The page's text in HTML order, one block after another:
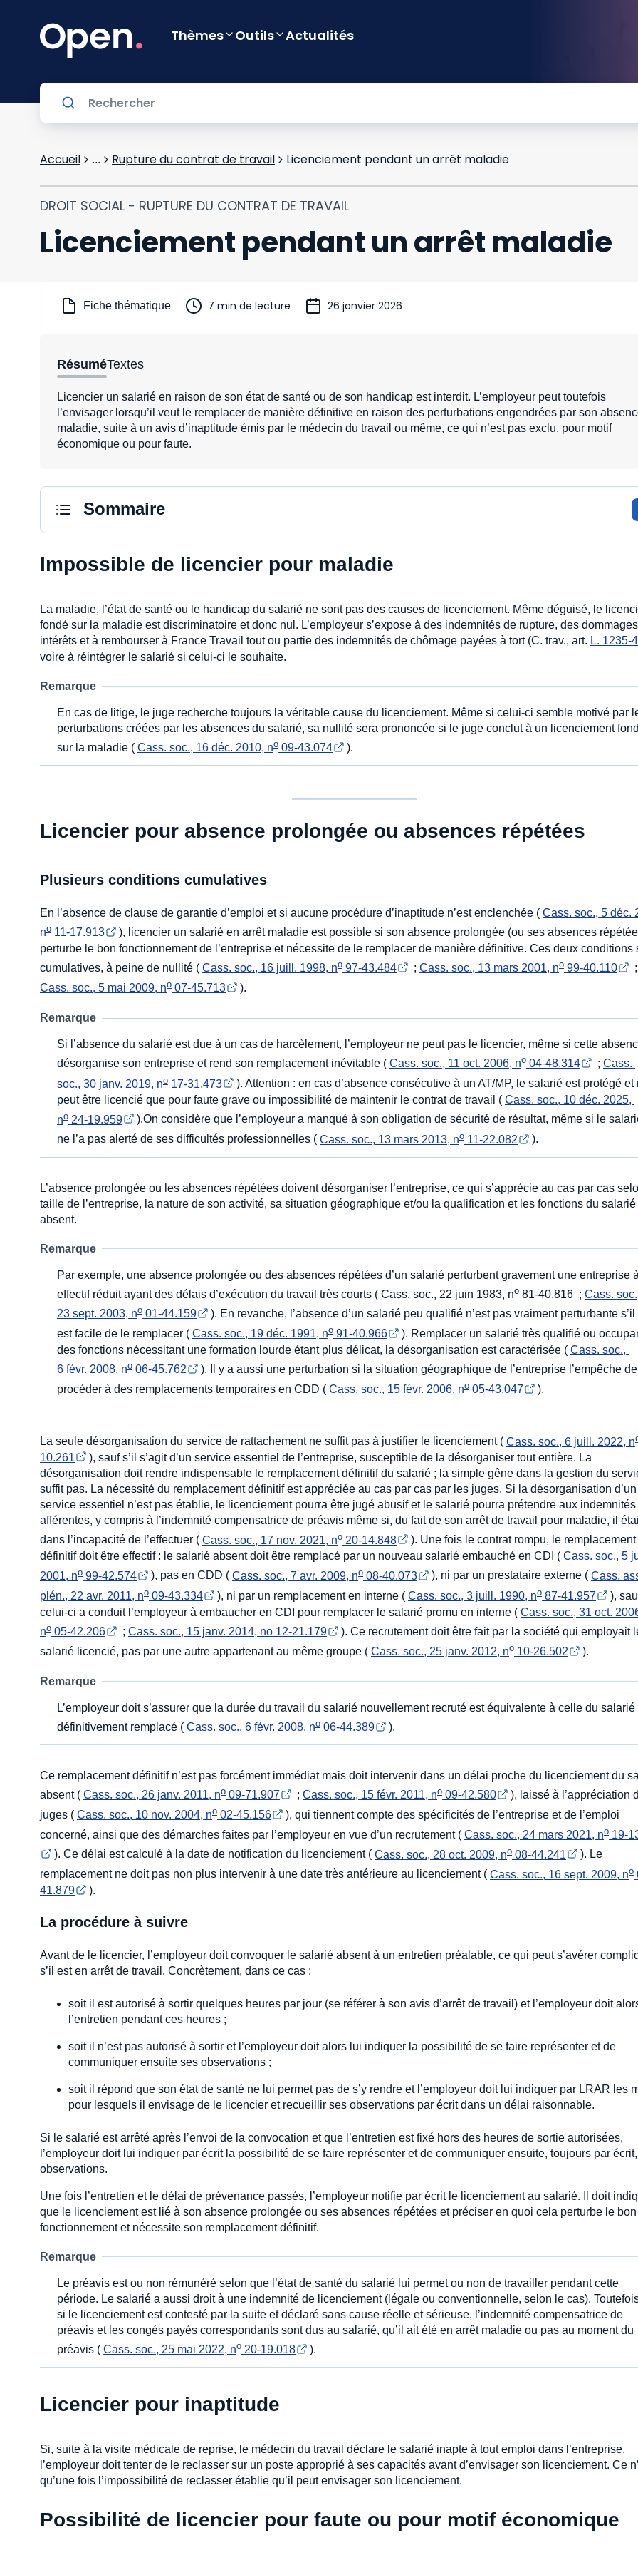
Thèmes Outils Actualités
Accueil ... Rupture du contrat de travail Licenciement pendant un arrêt maladie
DROIT SOCIAL - RUPTURE DU CONTRAT DE TRAVAIL
Licenciement pendant un arrêt maladie
Fiche thématique 7 min de lecture 26 janvier 2026
RésuméTextes
Licencier un salarié en raison de son état de santé ou de son handicap est interdit. L’employeur peut toutefois
l’envisager lorsqu’il veut le remplacer de manière définitive en raison des perturbations engendrées par son
maladie, suite à un avis d’inaptitude émis par le médecin du travail ou même, ce qui n’est pas exclu, pour motif
économique ou pour faute.
Sommaire
Impossible de licencier pour maladie
La maladie, l’état de santé ou le handicap du salarié ne sont pas des causes de licenciement. Même déguisé, le
fondé sur la maladie est discriminatoire et donc nul. L’employeur s’expose à des indemnités de rupture, des
intérêts et à rembourser à France Travail tout ou partie des indemnités de chômage payées à tort (C. trav., art. L. 1235-4
voire à réintégrer le salarié si celui-ci le souhaite.
Remarque
En cas de litige, le juge recherche toujours la véritable cause du licenciement. Même si celui-ci semble motivé par
perturbations créées par les absences du salarié, sa nullité sera prononcée si le juge conclut à un licenciement
sur la maladie ( Cass. soc., 16 déc. 2010, no 09-43.074 ).
Licencier pour absence prolongée ou absences répétées
Plusieurs conditions cumulatives
En l’absence de clause de garantie d’emploi et si aucune procédure d’inaptitude n’est enclenchée ( Cass. soc., 5 déc.
no 11-17.913
), licencier un salarié en arrêt maladie est possible si son absence prolongée (ou ses absences
perturbe le bon fonctionnement de l’entreprise et nécessite de le remplacer de manière définitive. Ces deux conditions
cumulatives, à peine de nullité ( Cass. soc., 16 juill. 1998, no 97-43.484 ; Cass. soc., 13 mars 2001, no 99-40.110
;
Cass. soc., 5 mai 2009, no 07-45.713 ).
Remarque
Si l’absence du salarié est due à un cas de harcèlement, l’employeur ne peut pas le licencier, même si cette
désorganise son entreprise et rend son remplacement inévitable ( Cass. soc., 11 oct. 2006, no 04-48.314 ; Cass.
soc., 30 janv. 2019, no 17-31.473
). Attention : en cas d’absence consécutive à un AT/MP, le salarié est protégé et
peut être licencié que pour faute grave ou impossibilité de maintenir le contrat de travail ( Cass. soc., 10 déc. 2025,
no 24-19.959
).On considère que l’employeur a manqué à son obligation de sécurité de résultat, même si le
ne l’a pas alerté de ses difficultés professionnelles ( Cass. soc., 13 mars 2013, no 11-22.082 ).
L’absence prolongée ou les absences répétées doivent désorganiser l’entreprise, ce qui s’apprécie au cas par cas
taille de l’entreprise, la nature de son activité, sa situation géographique et/ou la qualification et les fonctions du salarié
absent.
Remarque
Par exemple, une absence prolongée ou des absences répétées d’un salarié perturbent gravement une entreprise à
effectif réduit ayant des délais d’exécution du travail très courts ( Cass. soc., 22 juin 1983, no 81-40.816 ; Cass.
23 sept. 2003, no 01-44.159
). En revanche, l’absence d’un salarié peu qualifié n’est pas vraiment perturbante s’il
est facile de le remplacer ( Cass. soc., 19 déc. 1991, no 91-40.966
). Remplacer un salarié très qualifié ou
des fonctions nécessitant une formation lourde étant plus délicat, la désorganisation est caractérisée ( Cass. soc.,
6 févr. 2008, no 06-45.762
). Il y a aussi une perturbation si la situation géographique de l’entreprise l’empêche de
procéder à des remplacements temporaires en CDD ( Cass. soc., 15 févr. 2006, no 05-43.047 ).
La seule désorganisation du service de rattachement ne suffit pas à justifier le licenciement ( Cass. soc., 6 juill. 2022, n
10.261
), sauf s’il s’agit d’un service essentiel de l’entreprise, susceptible de la désorganiser tout entière. La
désorganisation doit rendre indispensable le remplacement définitif du salarié ; la simple gêne dans la gestion du
suffit pas. La nécessité du remplacement définitif est appréciée au cas par cas par les juges. Si la désorganisation d’un
service essentiel n’est pas établie, le licenciement pourra être jugé abusif et le salarié pourra prétendre aux indemnités
afférentes, y compris à l’indemnité compensatrice de préavis même si, du fait de son arrêt de travail pour maladie, il
dans l’incapacité de l’effectuer ( Cass. soc., 17 nov. 2021, no 20-14.848
). Une fois le contrat rompu, le remplacement
définitif doit être effectif : le salarié absent doit être remplacé par un nouveau salarié embauché en CDI ( Cass. soc., 5
2001, no 99-42.574 ), pas en CDD ( Cass. soc., 7 avr. 2009, no 08-40.073 ), ni par un prestataire externe ( Cass.
plén., 22 avr. 2011, no 09-43.334 ), ni par un remplacement en interne ( Cass. soc., 3 juill. 1990, no 87-41.957
),
celui-ci a conduit l’employeur à embaucher en CDI pour remplacer le salarié promu en interne ( Cass. soc., 31 oct.
no 05-42.206 ; Cass. soc., 15 janv. 2014, no 12-21.179
). Ce recrutement doit être fait par la société qui employait
salarié licencié, pas par une autre appartenant au même groupe ( Cass. soc., 25 janv. 2012, no 10-26.502 ).
Remarque
L’employeur doit s’assurer que la durée du travail du salarié nouvellement recruté est équivalente à celle du salarié
définitivement remplacé ( Cass. soc., 6 févr. 2008, no 06-44.389 ).
Ce remplacement définitif n’est pas forcément immédiat mais doit intervenir dans un délai proche du licenciement du
absent ( Cass. soc., 26 janv. 2011, no 09-71.907 ; Cass. soc., 15 févr. 2011, no 09-42.580
), laissé à l’appréciation
juges ( Cass. soc., 10 nov. 2004, no 02-45.156
), qui tiennent compte des spécificités de l’entreprise et de l’emploi
concerné, ainsi que des démarches faites par l’employeur en vue d’un recrutement ( Cass. soc., 24 mars 2021, no 19-
). Ce délai est calculé à la date de notification du licenciement ( Cass. soc., 28 oct. 2009, no 08-44.241
). Le
remplacement ne doit pas non plus intervenir à une date très antérieure au licenciement ( Cass. soc., 16 sept. 2009, no
41.879
).
La procédure à suivre
Avant de le licencier, l’employeur doit convoquer le salarié absent à un entretien préalable, ce qui peut s’avérer
s’il est en arrêt de travail. Concrètement, dans ce cas :
soit il est autorisé à sortir quelques heures par jour (se référer à son avis d’arrêt de travail) et l’employeur doit
l’entretien pendant ces heures ;
soit il n’est pas autorisé à sortir et l’employeur doit alors lui indiquer la possibilité de se faire représenter et de
communiquer ensuite ses observations ;
soit il répond que son état de santé ne lui permet pas de s’y rendre et l’employeur doit lui indiquer par LRAR les
pour lesquels il envisage de le licencier et recueillir ses observations par écrit dans un délai raisonnable.
Si le salarié est arrêté après l’envoi de la convocation et que l’entretien est fixé hors des heures de sortie autorisées,
l’employeur doit lui indiquer par écrit la possibilité de se faire représenter et de communiquer ensuite, toujours par
observations.
Une fois l’entretien et le délai de prévenance passés, l’employeur notifie par écrit le licenciement au salarié. Il doit
que le licenciement est lié à son absence prolongée ou ses absences répétées et préciser en quoi cela perturbe le bon
fonctionnement et nécessite son remplacement définitif.
Remarque
Le préavis est ou non rémunéré selon que l’état de santé du salarié lui permet ou non de travailler pendant cette
période. Le salarié a aussi droit à une indemnité de licenciement (légale ou conventionnelle, selon le cas).
si le licenciement est contesté par la suite et déclaré sans cause réelle et sérieuse, l’indemnité compensatrice de
préavis et les congés payés correspondants sont dus au salarié, qu’il ait été en arrêt maladie ou pas au moment du
préavis ( Cass. soc., 25 mai 2022, no 20-19.018 ).
Licencier pour inaptitude
Si, suite à la visite médicale de reprise, le médecin du travail déclare le salarié inapte à tout emploi dans l’entreprise,
l’employeur doit tenter de le reclasser sur un poste approprié à ses capacités avant d’envisager son licenciement. Ce
qu’une fois l’impossibilité de reclasser établie qu’il peut envisager son licenciement.
Possibilité de licencier pour faute ou pour motif économique